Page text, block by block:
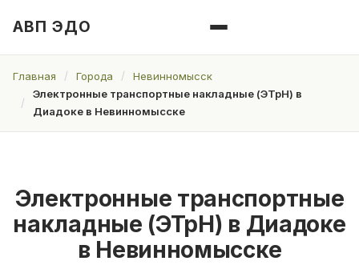
АВП ЭДО
Главная Города
Невинномысск
Электронные транспортные накладные (ЭТрН) в
Диадоке в Невинномысске
Электронные транспортные
накладные (ЭТрН) в Диадоке
в Невинномысске